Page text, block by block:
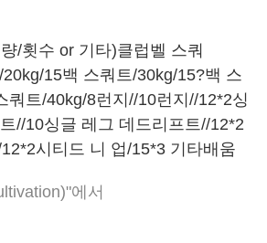
/횟수 or 기타)클럽벨 스쿼
15백 스쿼트/30kg/15?백 스
쿼트/40kg/8런지//10런지//12*2싱
//10싱글 레그 데드리프트//12*2
시티드 니 업/15*3 기타배움
쪽 근육이 땅길 정도로 앉아.느낌
에서